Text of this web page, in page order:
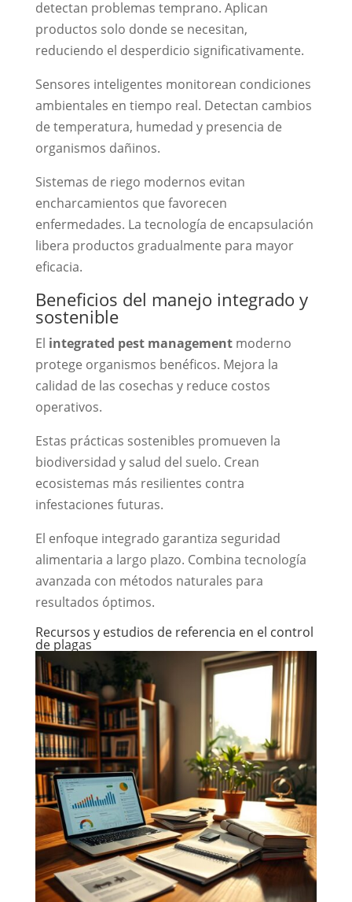
detectan problemas temprano. Aplican
productos solo donde se necesitan,
reduciendo el desperdicio significativamente.
Sensores inteligentes monitorean condiciones
ambientales en tiempo real. Detectan cambios
de temperatura, humedad y presencia de
organismos dañinos.
Sistemas de riego modernos evitan
encharcamientos que favorecen
enfermedades. La tecnología de encapsulación
libera productos gradualmente para mayor
eficacia.
Beneficios del manejo integrado y
sostenible
El integrated pest managementmoderno
protege organismos benéficos. Mejora la
calidad de las cosechas y reduce costos
operativos.
Estas prácticas sostenibles promueven la
biodiversidad y salud del suelo. Crean
ecosistemas más resilientes contra
infestaciones futuras.
El enfoque integrado garantiza seguridad
alimentaria a largo plazo. Combina tecnología
avanzada con métodos naturales para
resultados óptimos.
Recursos y estudios de referencia en el control
de plagas